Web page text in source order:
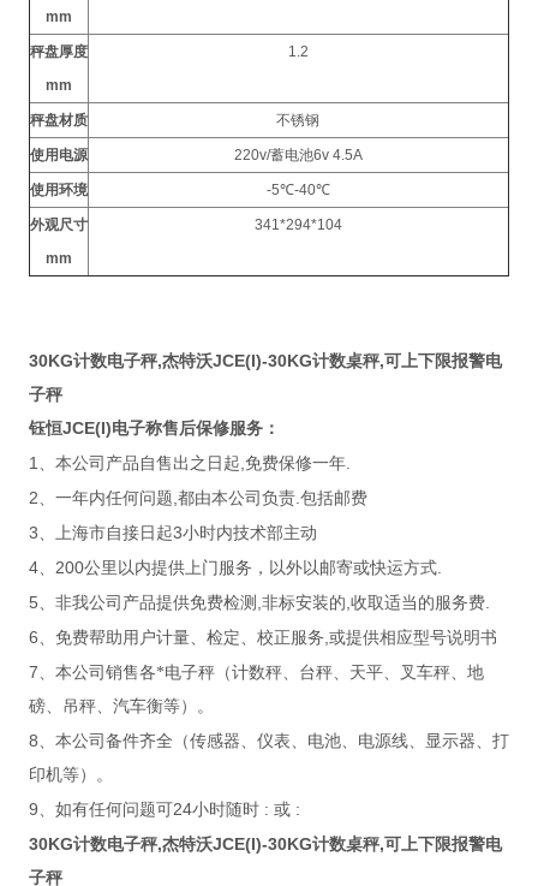
mm
秤盘厚度
mm
1.2
秤盘材质 不锈钢
使用电源 220v/蓄电池6v 4.5A
使用环境 -5℃-40℃
外观尺寸
mm
341*294*104
30KG计数电子秤,杰特沃JCE(I)-30KG计数桌秤,可上下限报警电
子秤
钰恒JCE(I)电子称售后保修服务：
1、本公司产品自售出之日起,免费保修一年.
2、一年内任何问题,都由本公司负责.包括邮费
3、上海市自接日起3小时内技术部主动
4、 200公里以内提供上门服务，以外以邮寄或快运方式.
5、非我公司产品提供免费检测 ,非标安装的,收取适当的服务费.
6、免费帮助用户计量、检定、校正服务,或提供相应型号说明书
7、本公司销售各*电子秤（计数秤、台秤、天平、叉车秤、地
磅、吊秤、汽车衡等）。
8、本公司备件齐全（传感器、仪表、电池、电源线、显示器、打
印机等）。
9、如有任何问题可24小时随时: 或:
30KG计数电子秤,杰特沃JCE(I)-30KG计数桌秤,可上下限报警电
子秤